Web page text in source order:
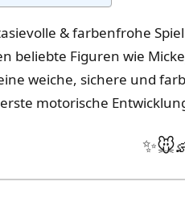
& farbenfrohe
beliebte Figuren wie
weiche, sichere und
motorische